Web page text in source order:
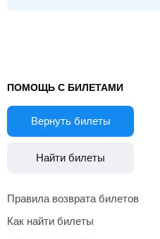
ПОМОЩЬ С БИЛЕТАМИ
Вернуть билеты
Найти билеты
Правила возврата билетов
Как найти билеты